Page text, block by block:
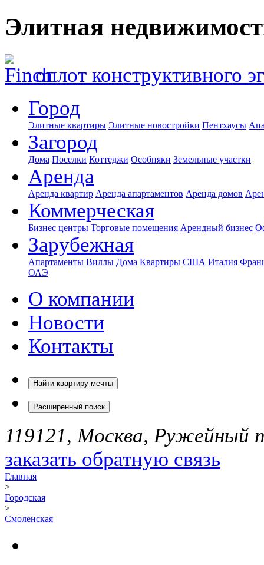
Элитная
оплот конструктивного
Город
Элитные квартиры Элитные новостройки Пентхаусы
Загород
Дома Поселки Коттеджи Особняки Земельные участки
Аренда
Аренда квартир Аренда апартаментов Аренда домов
Коммерческая
Бизнес центры Торговые помещения Арендный бизнес
Зарубежная
Апартаменты Виллы Дома Квартиры США Италия
ОАЭ
О компании
Новости
Контакты
Найти квартиру мечты
Расширенный поиск
119121, Москва, Ружейный
заказать обратную связь
Главная
>
Городская
>
Смоленская